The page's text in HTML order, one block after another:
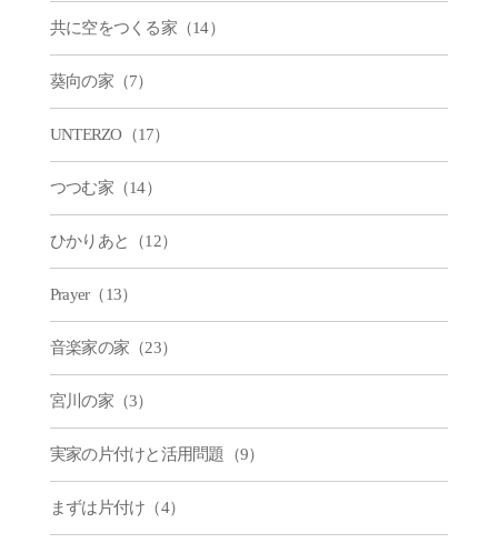
共に空をつくる家（14）
葵向の家（7）
UNTERZO（17）
つつむ家（14）
ひかりあと（12）
Prayer（13）
音楽家の家（23）
宮川の家（3）
実家の片付けと活用問題（9）
まずは片付け（4）